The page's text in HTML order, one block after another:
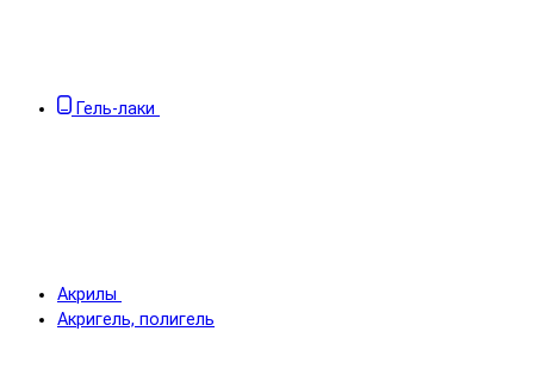
Гель-лаки
Акрилы
Акригель, полигель